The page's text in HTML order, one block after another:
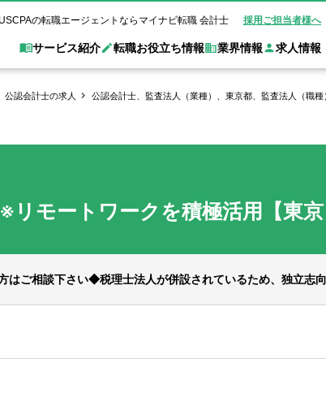
の転職エージェントならマイナビ転職 会計士 採用ご担当者様へ
サービス紹介
転職成功事例
転職お役立ち情報
USCPAの転職 会計士・試験合
業界情報
会計士が活躍できる転職先
求人情報
会計事務所・税理士法人
ム
事業会社
公認会計士の求人 公認会計士、監査法人（業種）、東京都、監査法人（職
リモートワークを積極活用【東
はご相談下さい◆税理士法人が併設されているため、独立志